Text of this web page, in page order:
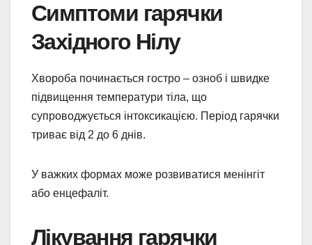
Симптоми гарячки
Західного Нілу
Хвороба починається гостро – озноб і швидке
підвищення температури тіла, що
супроводжується інтоксикацією. Період гарячки
триває від 2 до 6 днів.
У важких формах може розвиватися менінгіт
або енцефаліт.
Лікування гарячки